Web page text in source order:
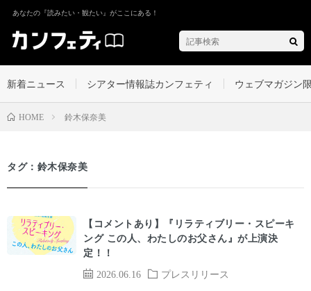
あなたの『読みたい・観たい』がここにある！
新着ニュース シアター情報誌カンフェティ ウェブマガジン
HOME 鈴木保奈美
タグ：鈴木保奈美
2026.06.16 プレスリリース
【コメントあり】『リラティブリー・スピーキ
ング この人、わたしのお父さん』が上演決
定！！